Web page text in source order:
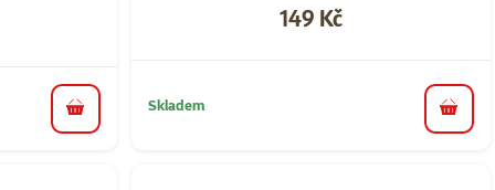
do košíku
Cena
149 Kč
Skladem
do